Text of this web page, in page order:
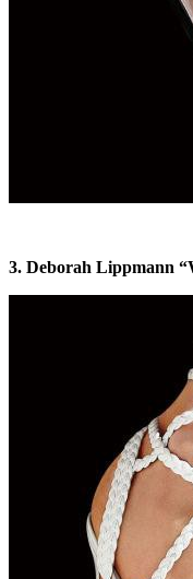
3. Deborah Lippmann